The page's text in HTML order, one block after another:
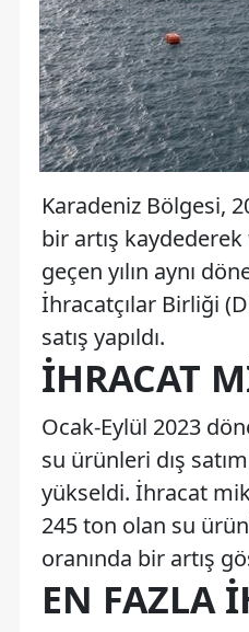
Karadeniz Bölgesi,
bir artış
geçen yılın aynı
İhracatçılar Birliği
satış yapıldı.
İHRACAT
Ocak-Eylül 2023
su ürünleri dış
yükseldi. İhracat
245 ton olan su
oranında bir artış
EN FAZLA